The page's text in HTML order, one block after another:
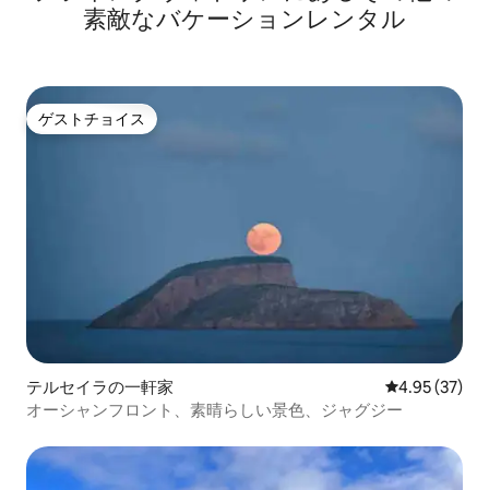
素敵なバケーションレンタル
ゲストチョイス
ゲストチョイス
テルセイラの一軒家 レビュー37
4.95 (37)
オーシャンフロント、素晴らしい景色、ジャグジー